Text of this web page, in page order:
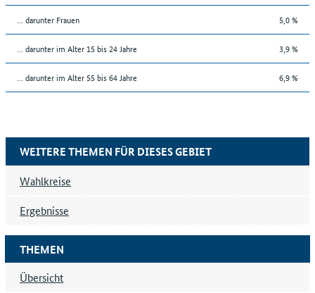
... darunter Frauen 5,0 %
... darunter im Alter 15 bis 24 Jahre 3,9 %
... darunter im Alter 55 bis 64 Jahre 6,9 %
THEMEN
Übersicht
WEITERE THEMEN FÜR DIESES GEBIET
Wahlkreise
Ergebnisse